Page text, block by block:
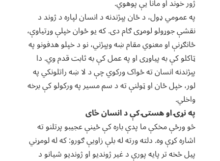
په عمومي ډول، د ځان پېژندنه د انسان لپاره د ژوند د
نقشې جوړولو لومړی ګام دی. که یو ځوان خپلې وړتیاوې،
ځانګړنې او معنوي مقام ښه وپېژني، نو د خپلو هدفونو په
ټاکلو کې به پیاوړی او په عمل کې به ثابت قدم وي. دا
پېژندنه انسان ته ځواک ورکوي چې د لا ښه راتلونکي په
لور، خپل ځان او ټولنې ته د سم مسیر په ورکولو کې برخه
واخلي.
په نړۍ او هستۍ کې د انسان ځای
څو ورځې مخکې ما پدې باره کې ځینې عجیبو پرتلنو ته
اشاره کړې وه. دلته ورته له بلې زاویې ګورو: که له لومړني
پیل څخه تر پایه پورې د غیر ژوندیو او ژوندیو شیانو د